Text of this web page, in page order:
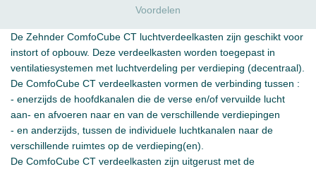
Voordelen
De Zehnder ComfoCube CT luchtverdeelkasten zijn geschikt voor
instort of opbouw. Deze verdeelkasten worden toegepast in
ventilatiesystemen met luchtverdeling per verdieping (decentraal).
De ComfoCube CT verdeelkasten vormen de verbinding tussen :
- enerzijds de hoofdkanalen die de verse en/of vervuilde lucht
aan- en afvoeren naar en van de verschillende verdiepingen
- en anderzijds, tussen de individuele luchtkanalen naar de
verschillende ruimtes op de verdieping(en).
De ComfoCube CT verdeelkasten zijn uitgerust met de